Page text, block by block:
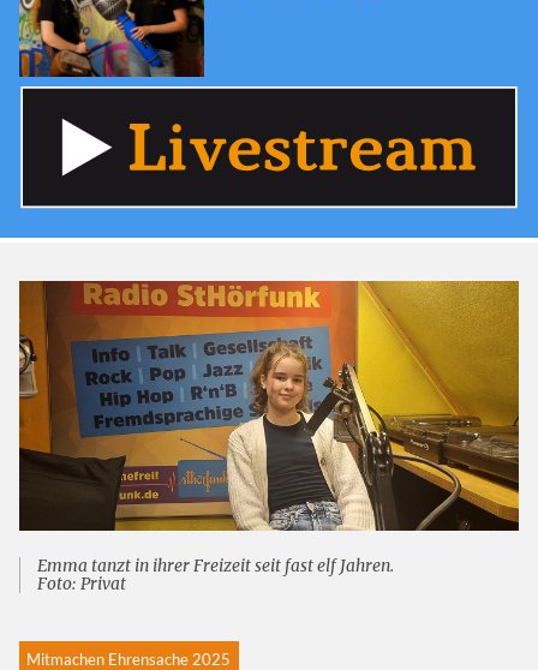
Emma tanzt in ihrer Freizeit seit fast elf Jahren.
Foto: Privat
Mitmachen Ehrensache 2025